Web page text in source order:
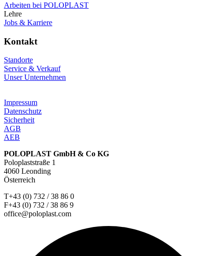
Arbeiten bei POLOPLAST
Lehre
Jobs & Karriere
Kontakt
Standorte
Service & Verkauf
Unser Unternehmen
Impressum
Datenschutz
Sicherheit
AGB
AEB
POLOPLAST GmbH & Co KG
Poloplaststraße 1
4060 Leonding
Österreich
T+43 (0) 732 / 38 86 0
F+43 (0) 732 / 38 86 9
office@poloplast.com